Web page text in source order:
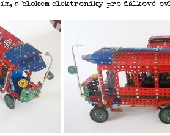
s blokem elektroniky pro dálkové